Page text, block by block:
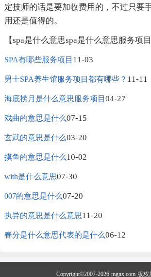
定技师的话是要加收费用的，不过只要
用还是值得的。
【spa是什么意思spa是什么意思服务项
SPA有哪些服务项目 11-03
男士SPA养生馆服务项目都有哪些？ 11-11
海底捞月是什么意思服务项目 04-27
戏曲的意思是什么07-15
玄武的意思是什么03-20
摸鱼的意思是什么10-02
with是什么意思07-30
007的意思是什么07-20
执异的意思是什么意思11-20
春分是什么意思代表的是什么06-12
Copyright©2007-2026 mgnx.com 版权